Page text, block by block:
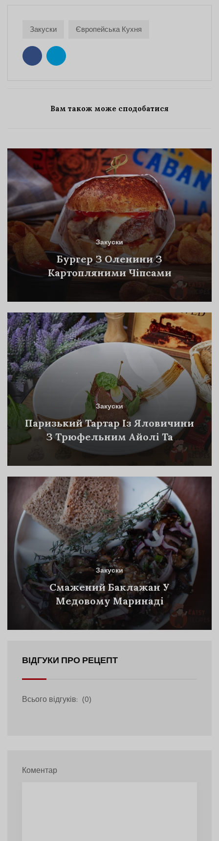
Закуски Європейська Кухня
Вам також може сподобатися
Закуски
Бургер З Оленини З
Картопляними Чіпсами
Закуски
Паризький Тартар Із Яловичини
З Трюфельним Айолі Та
Грінками Із Житнього Хліба.
Закуски
Смажений Баклажан У
Медовому Маринаді
ВІДГУКИ ПРО РЕЦЕПТ
Всього відгуків: (0)
Коментар